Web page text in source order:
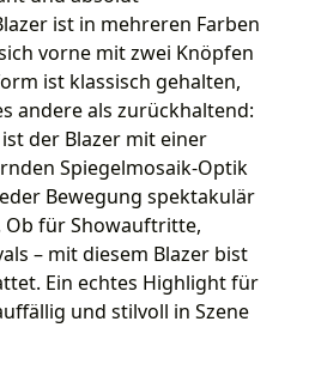
ist in mehreren Farben
vorne mit zwei Knöpfen
ist klassisch gehalten,
andere als zurückhaltend:
der Blazer mit einer
Spiegelmosaik-Optik
Bewegung spektakulär
für Showauftritte,
– mit diesem Blazer bist
Ein echtes Highlight für
und stilvoll in Szene